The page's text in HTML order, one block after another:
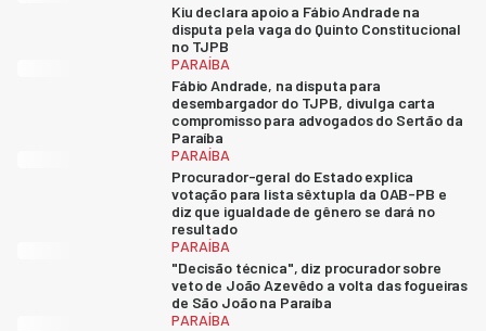
Kiu declara apoio a Fábio Andrade na
disputa pela vaga do Quinto Constitucional
no TJPB
PARAÍBA
Fábio Andrade, na disputa para
desembargador do TJPB, divulga carta
compromisso para advogados do Sertão da
Paraíba
PARAÍBA
Procurador-geral do Estado explica
votação para lista sêxtupla da OAB-PB e
diz que igualdade de gênero se dará no
resultado
PARAÍBA
"Decisão técnica", diz procurador sobre
veto de João Azevêdo a volta das fogueiras
de São João na Paraíba
PARAÍBA